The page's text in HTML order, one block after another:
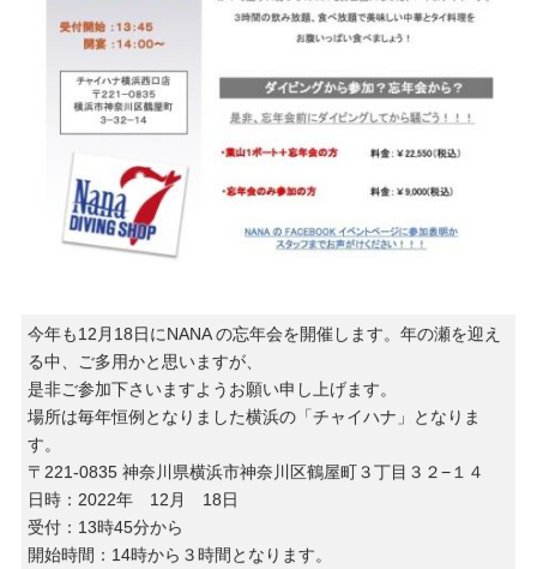
今年も12月18日にNANA の忘年会を開催します。年の瀬を迎え
る中、ご多用かと思いますが、
是非ご参加下さいますようお願い申し上げます。
場所は毎年恒例となりました横浜の「チャイハナ」となりま
す。
〒221-0835 神奈川県横浜市神奈川区鶴屋町３丁目３２−１４
日時：2022年 12月 18日
受付：13時45分から
開始時間：14時から３時間となります。